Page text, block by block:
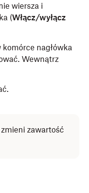
wiersza i
(Włącz/wyłącz
nagłówka
Wewnątrz
zawartość